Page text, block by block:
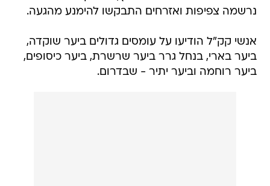
נרשמה צפיפות ואזרחים התבקשו להימנע מהגעה.
אנשי קק"ל הודיעו על עומסים גדולים ביער שוקדה,
ביער בארי, בנחל גרר ביער שרשרת, ביער כיסופים,
ביער רוחמה וביער יתיר - שבדרום.